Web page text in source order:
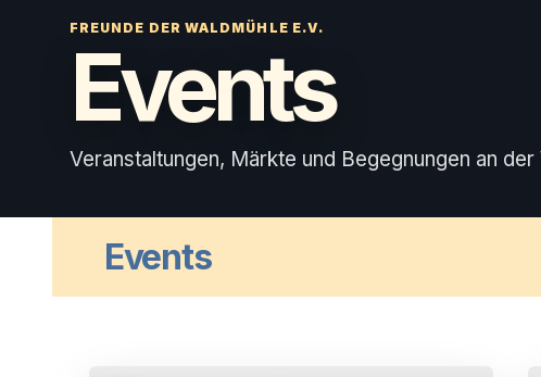
FREUNDE DER WALDMÜHLE E.V.
Events
Veranstaltungen, Märkte und Begegnungen an der
Events